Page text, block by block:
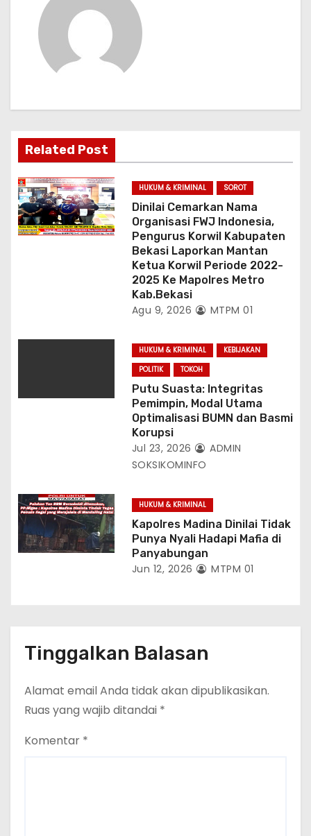
Related Post
HUKUM & KRIMINAL SOROT
Dinilai Cemarkan Nama
Organisasi FWJ Indonesia,
Pengurus Korwil Kabupaten
Bekasi Laporkan Mantan
Ketua Korwil Periode 2022-
2025 Ke Mapolres Metro
Kab.Bekasi
Agu 9, 2026 MTPM 01
HUKUM & KRIMINAL
KEBIJAKAN
POLITIK
TOKOH
Putu Suasta: Integritas
Pemimpin, Modal Utama
Optimalisasi BUMN dan Basmi
Korupsi
Jul 23, 2026
ADMIN
SOKSIKOMINFO
HUKUM & KRIMINAL
Kapolres Madina Dinilai Tidak
Punya Nyali Hadapi Mafia di
Panyabungan
Jun 12, 2026 MTPM 01
Tinggalkan Balasan
Alamat email Anda tidak akan dipublikasikan.
Ruas yang wajib ditandai *
Komentar *